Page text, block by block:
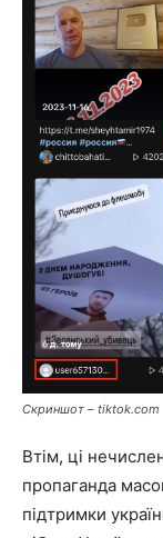
Скриншот – tiktok.com
Втім, ці
пропаганда
підтримки